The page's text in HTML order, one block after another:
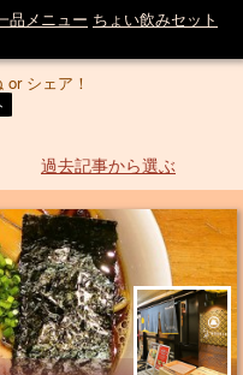
品メニュー ちょい飲みセット
シェア！
過去記事から選ぶ